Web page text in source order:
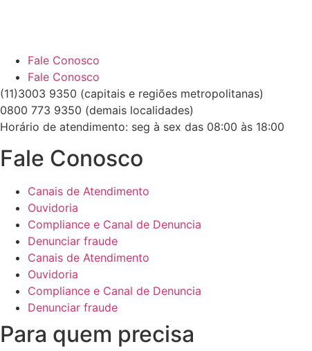
Fale Conosco
Fale Conosco
(11)3003 9350 (capitais e regiões metropolitanas)
0800 773 9350 (demais localidades)
Horário de atendimento: seg à sex das 08:00 às 18:00
Fale Conosco
Canais de Atendimento
Ouvidoria
Compliance e Canal de Denuncia
Denunciar fraude
Canais de Atendimento
Ouvidoria
Compliance e Canal de Denuncia
Denunciar fraude
Para quem precisa